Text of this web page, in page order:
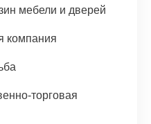
мебели и дверей
компания
торговая